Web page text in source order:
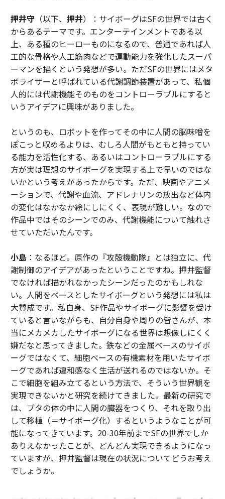
押井守（以下、 押井）：サイボーグはSFの世界では古く
からあるテーマです。エンターテインメントである以
上、ある種のヒーローものになるので、普通であれば人
工的な骨格や人工筋肉などで運動能力を強化したスーパ
ーマンを描くという発想が多い。ただSFの世界にはメタ
ボライザーと呼ばれている代謝調節装置があって、私個
人的には代謝機能そのものをコントローラブルにすると
いうアイデアに興味がありました。
というのも、ロボットを作ってその中に人間の脳味噌を
ぽこっと収めるよりは、むしろ人間がもともと持ってい
る能力を活性化する、あるいはコントローラブルにする
方が実は理想のサイボーグを実現する上で早いのではな
いかという考えがあったからです。ただ、映画やアニメ
ーションで、代謝や血流、アドレナリンの放出など体内
の変化はなかなか絵にしにくく、表現が難しい。なので
作品中ではそのシーンでのみ、代謝機能について触れさ
せていただいたんです。
小島：なるほど。原作の『攻殻機動隊』とは独立に、代
謝制御のアイデアがあったということですね。押井監督
でなければ描かれなかったシーンだったのかもしれな
い。人間をベースとしたサイボーグという発想には私は
大賛成です。私自身、SF作品やサイボーグに影響を受け
ていると言いながらも、自分自身や周りの皆さんが、本
当にメカメカしたサイボーグになる世界は想像しにくく
嫌だなと思ってきました。鉄などの金属ベースのサイボ
ーグではなくて、細胞ベースの有機素材を用いたサイボ
ーグであれば違和感なく生活が送れるのではないか。そ
こで細胞を組み立てるという方法で、そういう世界観を
実現できないかと研究を続けてきました。最新の研究で
は、ブタの体の中に人間の臓器をつくり、それを取り出
して移植（＝サイボーグ化）するというようなことが可
能になってきています。20-30年前までSFの世界でしか
ありえなかったことが、どんどん実現できるようになっ
ていますが、押井監督は現在の状況についてどうお考え
でしょうか。